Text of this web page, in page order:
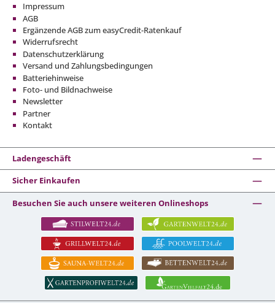
Impressum
AGB
Ergänzende AGB zum easyCredit-Ratenkauf
Widerrufsrecht
Datenschutzerklärung
Versand und Zahlungsbedingungen
Batteriehinweise
Foto- und Bildnachweise
Newsletter
Partner
Kontakt
Ladengeschäft
Sicher Einkaufen
Besuchen Sie auch unsere weiteren Onlineshops